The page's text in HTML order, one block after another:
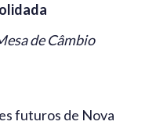
de Câmbio
futuros de Nova